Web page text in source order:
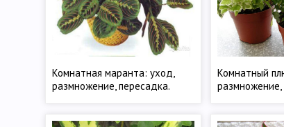
Комнатная маранта: уход,
размножение, пересадка.
Комнатный